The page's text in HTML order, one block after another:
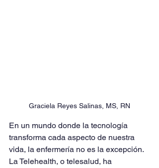
Graciela Reyes Salinas, MS, RN
En un mundo donde la tecnología
transforma cada aspecto de nuestra
vida, la enfermería no es la excepción.
La Telehealth, o telesalud, ha